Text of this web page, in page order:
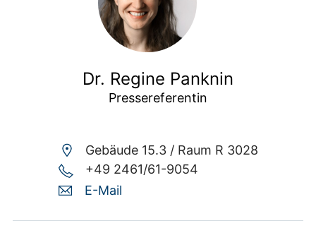
Dr. Regine Panknin
Pressereferentin
Gebäude 15.3 / Raum R 3028
+49 2461/61-9054
E-Mail